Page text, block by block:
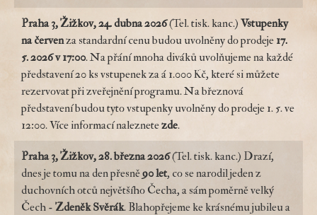
Praha 3, Žižkov, 24. dubna 2026(Tel. tisk. kanc.) Vstupenky
na červenza standardní cenu budou uvolněny do prodeje 17.
5. 2026 v 17:00. Na přání mnoha diváků uvolňujeme na každé
představení 20 ks vstupenek za á 1.000 Kč, které si můžete
rezervovat při zveřejnění programu. Na březnová
představení budou tyto vstupenky uvolněny do prodeje 1. 5. ve
12:00. Více informací naleznetezde.
Praha 3, Žižkov, 28. března 2026(Tel. tisk. kanc.) Drazí,
dnes je tomu na den přesně90 let, co se narodil jeden z
duchovních otců největšího Čecha, a sám poměrně velký
Čech - Zdeněk Svěrák. Blahopřejeme ke krásnému jubileu a